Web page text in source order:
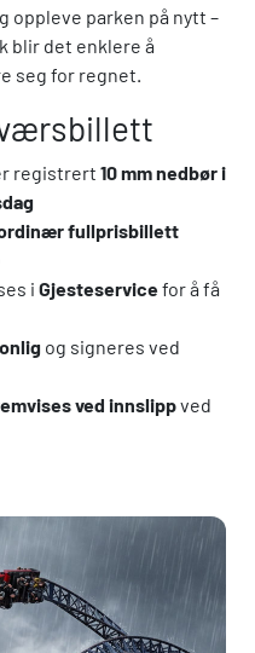
oppleve parken på nytt –
blir det enklere å
seg for regnet.
registrert 10 mm nedbør i
fullprisbillett
i Gjesteservicefor å få
og signeres ved
ved innslippved